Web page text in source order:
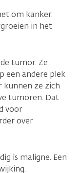
om kanker.
in het
tumor. Ze
een andere plek
kunnen ze zich
tumoren. Dat
voor
over
is maligne. Een